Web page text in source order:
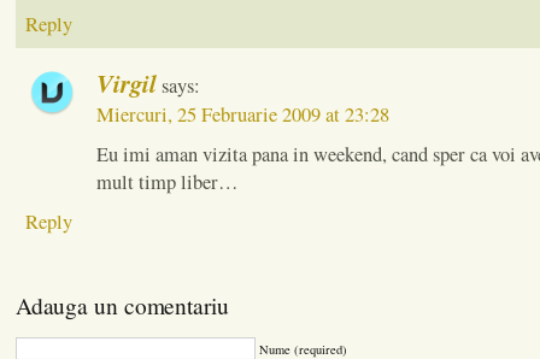
Reply
Virgilsays:
Miercuri, 25 Februarie 2009 at 23:28
Eu imi aman vizita pana in weekend, cand sper ca voi
mult timp liber…
Reply
Adauga un comentariu
Nume (required)